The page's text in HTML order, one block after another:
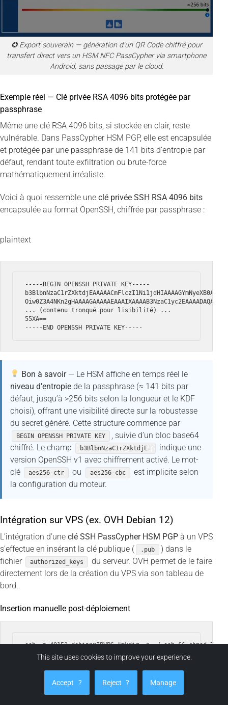
✪ Export souverain — génération d’un QR Code chiffré pour
transfert direct vers un HSM NFC PassCypher via smartphone
Android, sans passage par le cloud.
Exemple réel — Clé privée RSA 4096 bits protégée par
passphrase
Même une clé RSA 4096 bits, si stockée en clair, reste
vulnérable. Dans PassCypher HSM PGP, elle est encapsulée
et protégée par une passphrase de 141 bits d’entropie par
défaut, rendant toute exfiltration ou brute-force
mathématiquement irréaliste.
Voici à quoi ressemble une clé privée SSH RSA 4096 bits
encapsulée au format OpenSSH, chiffrée par passphrase :
plaintext
-----BEGIN OPENSSH PRIVATE KEY-----
... (contenu tronqué pour lisibilité) ...
55XA==
-----END OPENSSH PRIVATE KEY-----
Bon à savoir— Le HSM affiche en temps réel le
niveau d’entropie de la passphrase (≈ 141 bits par
défaut, jusqu’à >256 bits selon la longueur et le KDF
choisi), offrant une visibilité directe sur la robustesse
du secret généré. Cette structure commence par
BEGIN OPENSSH PRIVATE KEY
, suivie d’un bloc base64
chiffré. Le champ
b3BlbnNzaC1rZXktdjE=
indique une
version OpenSSH v1 avec chiffrement activé. Le mot-
clé
aes256-ctr ou aes256-cbc
est implicite selon
la configuration du moteur.
Intégration sur VPS (ex. OVH Debian 12)
L’intégration d’une clé SSH PassCypher HSM PGP à un VPS
s’effectue en insérant la clé publique (
.pub
) dans le
fichier
authorized_keys
du serveur. OVH permet de le faire
directement lors de la création du VPS via son tableau de
bord.
Insertion manuelle post-déploiement
Ensuite, déchiffrez localement la clé privée depuis son
conteneur chiffré :
This site uses cookies to improve your experience.
Accept ? Reject ? Manage